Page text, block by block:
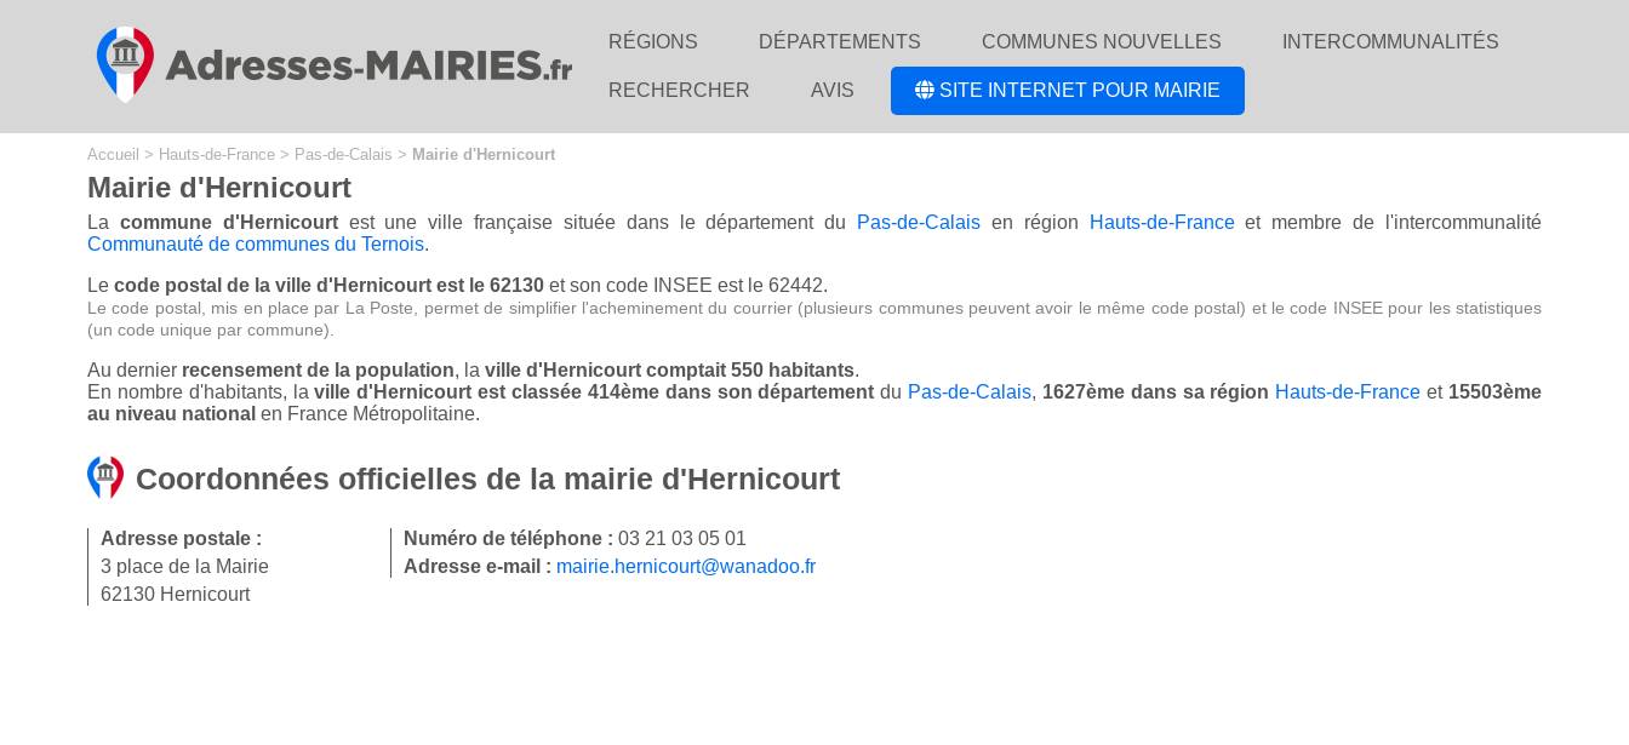
RÉGIONS DÉPARTEMENTS COMMUNES NOUVELLES INTERCOMMUNALITÉS
RECHERCHER AVIS SITE INTERNET POUR MAIRIE
Accueil > Hauts-de-France > Pas-de-Calais > Mairie d'Hernicourt
Mairie d'Hernicourt
La commune d'Hernicourtest une ville française située dans le département du Pas-de-Calais en région Hauts-de-Franceet membre de l'intercommunalité
Communauté de communes du Ternois.
Le code postal de la ville d'Hernicourt est le 62130 et son code INSEE est le 62442.
Le code postal, mis en place par La Poste, permet de simplifier l'acheminement du courrier (plusieurs communes peuvent avoir le même code postal) et le code INSEE pour les statistiques
(un code unique par commune).
Au dernier recensement de la population, la ville d'Hernicourt comptait 550 habitants.
En nombre d'habitants, laville d'Hernicourt est classée 414ème dans son département du Pas-de-Calais, 1627ème dans sa région Hauts-de-France et 15503ème
au niveau national en France Métropolitaine.
Coordonnées officielles de la mairie d'Hernicourt
Adresse postale :
3 place de la Mairie
62130 Hernicourt
Numéro de téléphone : 03 21 03 05 01
Adresse e-mail : mairie.hernicourt@wanadoo.fr